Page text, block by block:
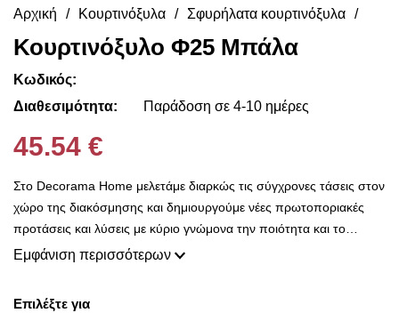
Αρχική Κουρτινόξυλα Σφυρήλατα κουρτινόξυλα
Κουρτινόξυλο Φ25 Μπάλα
Κωδικός:
Διαθεσιμότητα:
Παράδοση σε 4-10 ημέρες
45.54 €
Στο Decorama Home μελετάμε διαρκώς τις σύγχρονες τάσεις στον
χώρο της διακόσμησης και δημιουργούμε νέες πρωτοποριακές
προτάσεις και λύσεις με κύριο γνώμονα την ποιότητα και το
ασύγκριτο design, προκειμένου να είμαστε πάντοτε σε θέση να
Εμφάνιση περισσότερων
Επιλέξτε για